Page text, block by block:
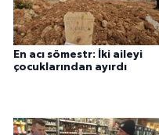
En acı sömestr: İki aileyi
çocuklarından ayırdı